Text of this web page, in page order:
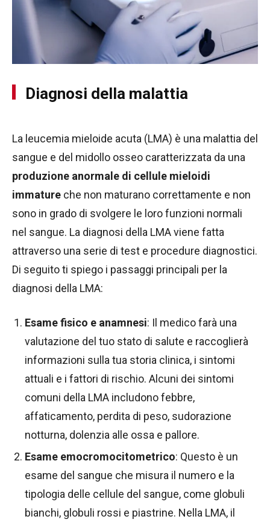
Diagnosi della malattia
La leucemia mieloide acuta (LMA) è una malattia del
sangue e del midollo osseo caratterizzata da una
produzione anormale di cellule mieloidi
immature che non maturano correttamente e non
sono in grado di svolgere le loro funzioni normali
nel sangue. La diagnosi della LMA viene fatta
attraverso una serie di test e procedure diagnostici.
Di seguito ti spiego i passaggi principali per la
diagnosi della LMA:
Esame fisico e anamnesi: Il medico farà una
valutazione del tuo stato di salute e raccoglierà
informazioni sulla tua storia clinica, i sintomi
attuali e i fattori di rischio. Alcuni dei sintomi
comuni della LMA includono febbre,
affaticamento, perdita di peso, sudorazione
notturna, dolenzia alle ossa e pallore.
Esame emocromocitometrico: Questo è un
esame del sangue che misura il numero e la
tipologia delle cellule del sangue, come globuli
bianchi, globuli rossi e piastrine. Nella LMA, il